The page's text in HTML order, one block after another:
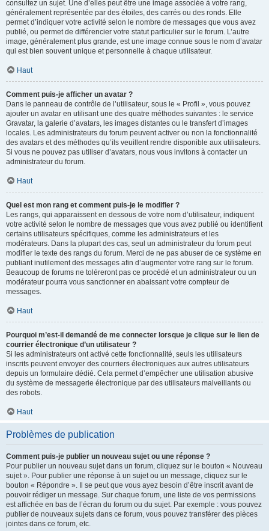
consultez un sujet. Une d’elles peut être une image associée à votre rang,
généralement représentée par des étoiles, des carrés ou des ronds. Elle
permet d’indiquer votre activité selon le nombre de messages que vous avez
publié, ou permet de différencier votre statut particulier sur le forum. L’autre
image, généralement plus grande, est une image connue sous le nom d’avatar
qui est bien souvent unique et personnelle à chaque utilisateur.
Haut
Comment puis-je afficher un avatar ?
Dans le panneau de contrôle de l’utilisateur, sous le « Profil », vous pouvez
ajouter un avatar en utilisant une des quatre méthodes suivantes : le service
Gravatar, la galerie d’avatars, les images distantes ou le transfert d’images
locales. Les administrateurs du forum peuvent activer ou non la fonctionnalité
des avatars et des méthodes qu’ils veuillent rendre disponible aux utilisateurs.
Si vous ne pouvez pas utiliser d’avatars, nous vous invitons à contacter un
administrateur du forum.
Haut
Quel est mon rang et comment puis-je le modifier ?
Les rangs, qui apparaissent en dessous de votre nom d’utilisateur, indiquent
votre activité selon le nombre de messages que vous avez publié ou identifient
certains utilisateurs spécifiques, comme les administrateurs et les
modérateurs. Dans la plupart des cas, seul un administrateur du forum peut
modifier le texte des rangs du forum. Merci de ne pas abuser de ce système en
publiant inutilement des messages afin d’augmenter votre rang sur le forum.
Beaucoup de forums ne toléreront pas ce procédé et un administrateur ou un
modérateur pourra vous sanctionner en abaissant votre compteur de
messages.
Haut
Pourquoi m’est-il demandé de me connecter lorsque je clique sur le lien de
courrier électronique d’un utilisateur ?
Si les administrateurs ont activé cette fonctionnalité, seuls les utilisateurs
inscrits peuvent envoyer des courriers électroniques aux autres utilisateurs
depuis un formulaire dédié. Cela permet d’empêcher une utilisation abusive
du système de messagerie électronique par des utilisateurs malveillants ou
des robots.
Haut
Problèmes de publication
Comment puis-je publier un nouveau sujet ou une réponse ?
Pour publier un nouveau sujet dans un forum, cliquez sur le bouton « Nouveau
sujet ». Pour publier une réponse à un sujet ou un message, cliquez sur le
bouton « Répondre ». Il se peut que vous ayez besoin d’être inscrit avant de
pouvoir rédiger un message. Sur chaque forum, une liste de vos permissions
est affichée en bas de l’écran du forum ou du sujet. Par exemple : vous pouvez
publier de nouveaux sujets dans ce forum, vous pouvez transférer des pièces
jointes dans ce forum, etc.